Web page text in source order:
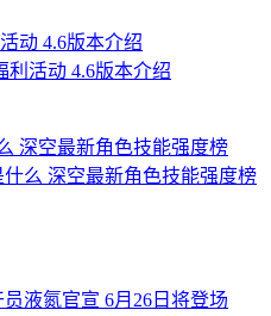
利活动 4.6版本介绍
么 深空最新角色技能强度榜
液氮官宣 6月26日将登场